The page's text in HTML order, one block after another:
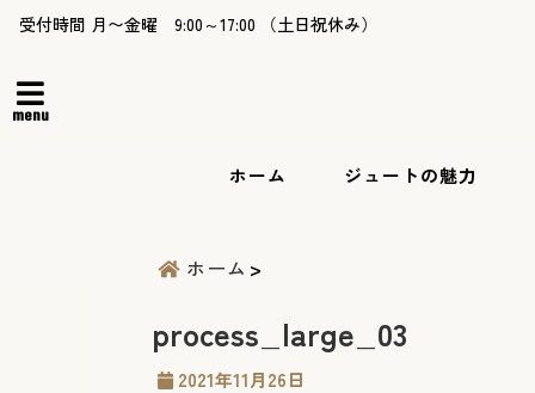
受付時間 月〜金曜 9:00～17:00 （土日祝休み）
menu
ホーム ジュートの魅力
ホーム
process_large_03
2021年11月26日